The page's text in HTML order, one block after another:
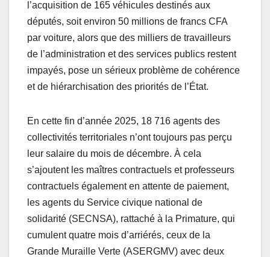
l’acquisition de 165 véhicules destinés aux
députés, soit environ 50 millions de francs CFA
par voiture, alors que des milliers de travailleurs
de l’administration et des services publics restent
impayés, pose un sérieux problème de cohérence
et de hiérarchisation des priorités de l’État.
En cette fin d’année 2025, 18 716 agents des
collectivités territoriales n’ont toujours pas perçu
leur salaire du mois de décembre. À cela
s’ajoutent les maîtres contractuels et professeurs
contractuels également en attente de paiement,
les agents du Service civique national de
solidarité (SECNSA), rattaché à la Primature, qui
cumulent quatre mois d’arriérés, ceux de la
Grande Muraille Verte (ASERGMV) avec deux